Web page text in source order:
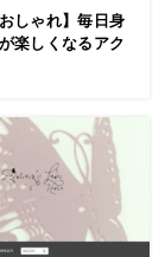
しゃれ】毎日身
楽しくなるアク